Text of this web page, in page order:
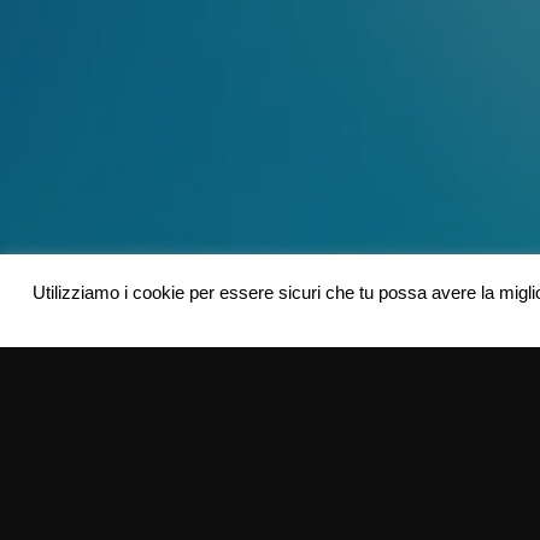
Utilizziamo i cookie per essere sicuri che tu possa avere la